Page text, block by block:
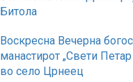
Битола
Воскресна Вечерна
манастирот „Свети
во село Црнеец